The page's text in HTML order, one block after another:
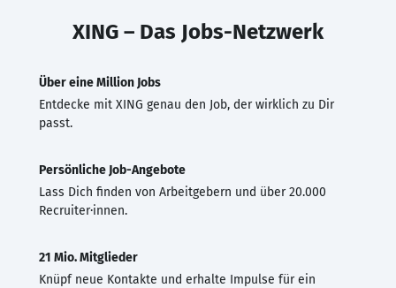
XING – Das Jobs-Netzwerk
Über eine Million Jobs
Entdecke mit XING genau den Job, der wirklich zu Dir
passt.
Persönliche Job-Angebote
Lass Dich finden von Arbeitgebern und über 20.000
Recruiter·innen.
21 Mio. Mitglieder
Knüpf neue Kontakte und erhalte Impulse für ein